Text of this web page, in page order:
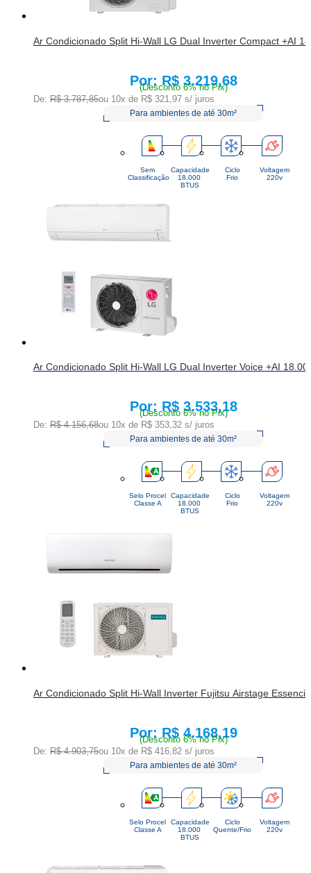
Ar Condicionado Split Hi-Wall LG Dual Inverter Compact +AI
Price:
R$ 3.219,68
(Desconto 6% no Pix)
De: R$ 3.787,85ou 10x de R$ 321,97 s/ juros
Para ambientes de até 30m²
Sem
Classificação
Capacidade
18.000
BTUS
Ciclo
Frio
Voltagem
220v
Ar Condicionado Split Hi-Wall LG Dual Inverter Voice +AI
Price:
R$ 3.533,18
(Desconto 6% no Pix)
De: R$ 4.156,68ou 10x de R$ 353,32 s/ juros
Para ambientes de até 30m²
Selo Procel
Classe A
Capacidade
18.000
BTUS
Ciclo
Frio
Voltagem
220v
Ar Condicionado Split Hi-Wall Inverter Fujitsu Airstage
Price:
R$ 4.168,19
(Desconto 6% no Pix)
De: R$ 4.903,75ou 10x de R$ 416,82 s/ juros
Para ambientes de até 30m²
Selo Procel
Classe A
Capacidade
18.000
BTUS
Ciclo
Quente/Frio
Voltagem
220v